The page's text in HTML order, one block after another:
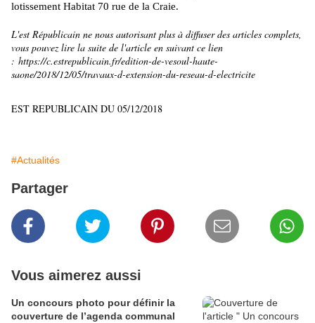
lotissement Habitat 70 rue de la Craie.
L'est Républicain ne nous autorisant plus à diffuser des articles complets,
vous pouvez lire la suite de l'article en suivant ce lien
: https://c.estrepublicain.fr/edition-de-vesoul-haute-
saone/2018/12/05/travaux-d-extension-du-reseau-d-electricite
EST REPUBLICAIN DU 05/12/2018
#Actualités
Partager
Vous aimerez aussi
Un concours photo pour définir la
couverture de l’agenda communal